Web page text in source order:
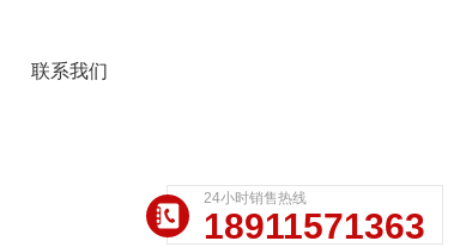
联系我们
24小时销售热线
18911571363